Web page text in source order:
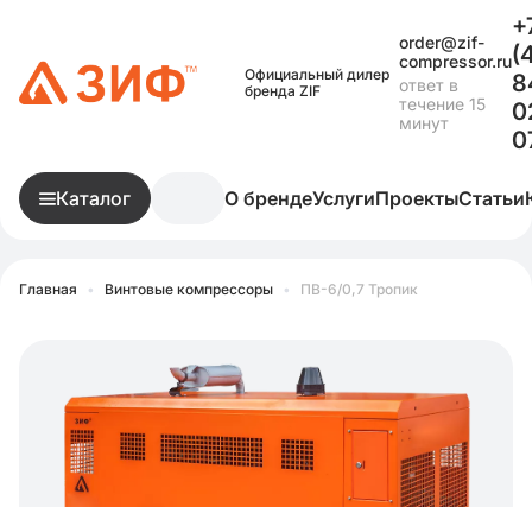
Официальный дилер
бренда ZIF
order@zif-
compressor.ru
ответ в
течение 15
минут
Каталог О брендеУслугиПроектыСтатьи
Главная • Винтовые компрессоры • ПВ-6/0,7 Тропик